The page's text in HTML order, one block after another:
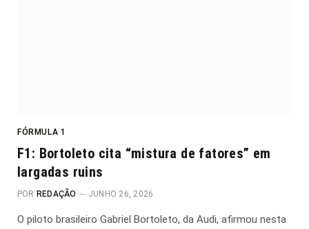
FÓRMULA 1
F1: Bortoleto cita “mistura de fatores” em
largadas ruins
POR REDAÇÃO JUNHO 26, 2026
O piloto brasileiro Gabriel Bortoleto, da Audi, afirmou nesta